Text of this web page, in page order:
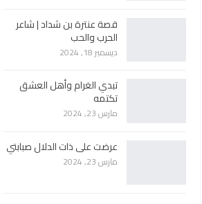
قصة عنترة بن شداد | شاعر
الحرب والحب
ديسمبر 18, 2024
تبدي الغرام وأهل العشق
تكتمه
مارس 23, 2024
عرضت على ذات الدلال صبابتي
مارس 23, 2024